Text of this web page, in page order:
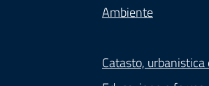
Ambiente
Catasto,